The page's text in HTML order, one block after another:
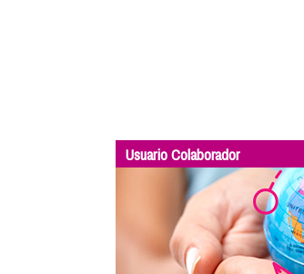
Usuario Colaborador